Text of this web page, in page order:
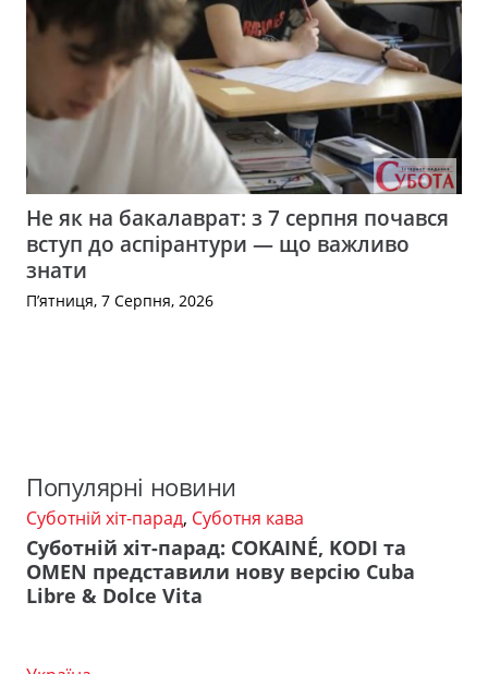
Не як на бакалаврат: з 7 серпня почався
вступ до аспірантури — що важливо
знати
П’ятниця, 7 Серпня, 2026
Популярні новини
Суботній хіт-парад, Суботня кава
Суботній хіт-парад: COKAINÉ, KODI та
OMEN представили нову версію Cuba
Libre & Dolce Vita